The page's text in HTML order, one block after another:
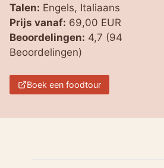
Talen: Engels, Italiaans
Prijs vanaf: 69,00 EUR
Beoordelingen: 4,7 (94
Beoordelingen)
Boek een foodtour